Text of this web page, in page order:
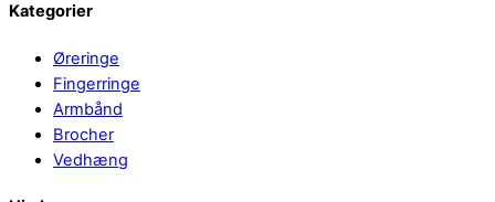
Kategorier
Øreringe
Fingerringe
Armbånd
Brocher
Vedhæng